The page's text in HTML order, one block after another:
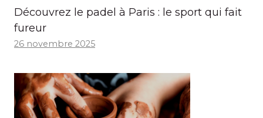
Découvrez le padel à Paris : le sport qui fait
fureur
26 novembre 2025